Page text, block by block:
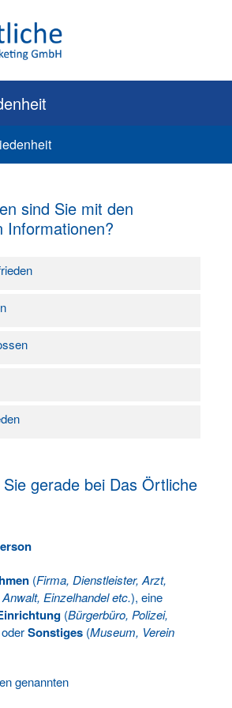
sind Sie mit den
Informationen?
gerade bei Das Örtliche
(Firma, Dienstleister, Arzt,
Einzelhandel etc.), eine
(Bürgerbüro, Polizei,
Sonstiges (Museum, Verein
genannten